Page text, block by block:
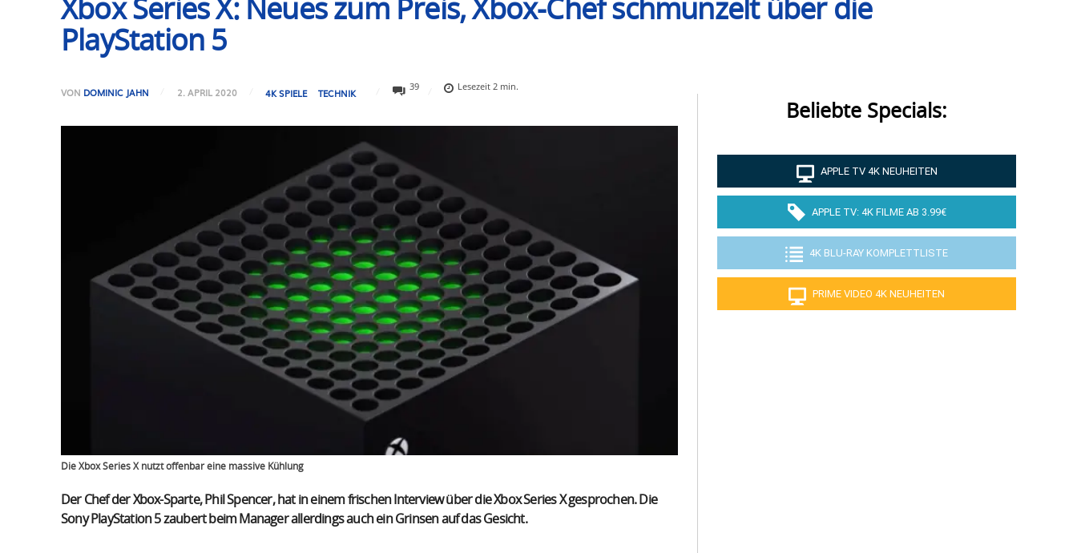
Xbox Series X: Neues zum Preis, Xbox-Chef schmunzelt über die
PlayStation 5
VON DOMINIC JAHN 2. APRIL 2020 4K SPIELE TECHNIK
39 Lesezeit2 min.
Die Xbox Series X nutzt offenbar eine massive Kühlung
Der Chef der Xbox-Sparte, Phil Spencer, hat in einem frischen Interview über die Xbox Series X gesprochen. Die
Sony PlayStation 5 zaubert beim Manager allerdings auch ein Grinsen auf das Gesicht.
Beliebte Specials:
APPLE TV 4K NEUHEITEN
APPLE TV: 4K FILME AB 3.99€
4K BLU-RAY KOMPLETTLISTE
PRIME VIDEO 4K NEUHEITEN